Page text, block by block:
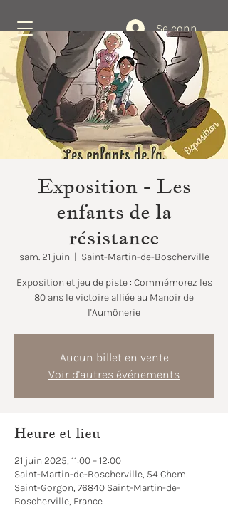
Se connecter
Réservez
Exposition - Les
enfants de la
résistance
sam. 21 juin
  |
Saint-Martin-de-Boscherville
Exposition et jeu de piste : Commémorez les
80 ans le victoire alliée au Manoir de
l'Aumônerie
Aucun billet en vente
Voir d'autres événements
Heure et lieu
21 juin 2025, 11:00 – 12:00
Saint-Martin-de-Boscherville, 54 Chem.
Saint-Gorgon, 76840 Saint-Martin-de-
Boscherville, France